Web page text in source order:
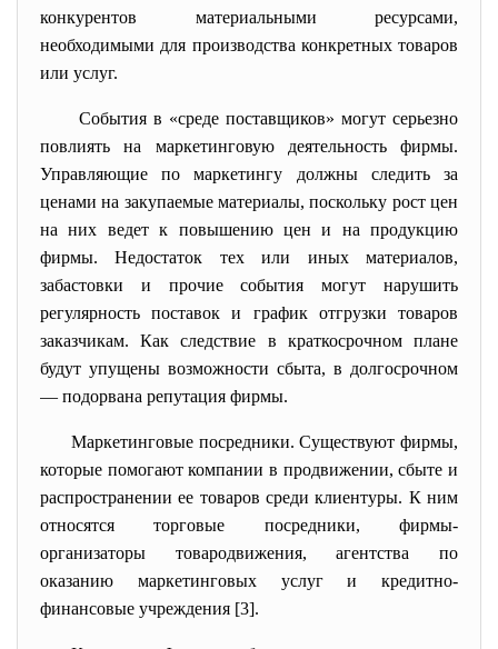
конкурентов материальными ресурсами,
необходимыми для производства конкретных товаров
или услуг.
События в «среде поставщиков» могут серьезно
повлиять на маркетинговую деятельность фирмы.
Управляющие по маркетингу должны следить за
ценами на закупаемые материалы, поскольку рост цен
на них ведет к повышению цен и на продукцию
фирмы. Недостаток тех или иных материалов,
забастовки и прочие события могут нарушить
регулярность поставок и график отгрузки товаров
заказчикам. Как следствие в краткосрочном плане
будут упущены возможности сбыта, в долгосрочном
— подорвана репутация фирмы.
Маркетинговые посредники. Существуют фирмы,
которые помогают компании в продвижении, сбыте и
распространении ее товаров среди клиентуры. К ним
относятся торговые посредники, фирмы-
организаторы товародвижения, агентства по
оказанию маркетинговых услуг и кредитно-
финансовые учреждения [3].